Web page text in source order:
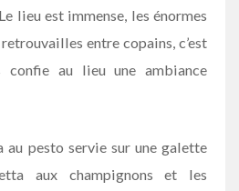
lieu est immense, les énormes
entre copains, c’est
confie au lieu une ambiance
pesto servie sur une galette
aux champignons et les